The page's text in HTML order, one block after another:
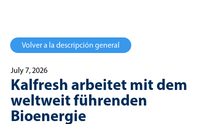
Volver a la descripción general
July 7, 2026
Kalfresh arbeitet mit dem
weltweit führenden
Bioenergie